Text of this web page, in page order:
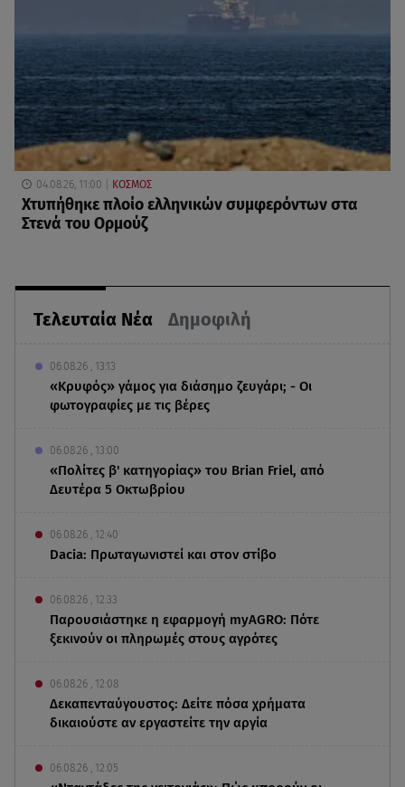
Τελευταία Νέα Δημοφιλή
06.08.26 , 13:13
«Κρυφός» γάμος για διάσημο ζευγάρι; - Οι
φωτογραφίες με τις βέρες
06.08.26 , 13:00
«Πολίτες β' κατηγορίας» του Brian Friel, από
Δευτέρα 5 Οκτωβρίου
06.08.26 , 12:40
Dacia: Πρωταγωνιστεί και στον στίβο
06.08.26 , 12:33
Παρουσιάστηκε η εφαρμογή myAGRO: Πότε
ξεκινούν οι πληρωμές στους αγρότες
06.08.26 , 12:08
Δεκαπενταύγουστος: Δείτε πόσα χρήματα
δικαιούστε αν εργαστείτε την αργία
06.08.26 , 12:05
04.08.26, 11:00 ΚΟΣΜΟΣ
Χτυπήθηκε πλοίο ελληνικών συμφερόντων στα
Στενά του Ορμούζ